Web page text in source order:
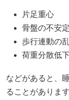
片足重心
骨盤の不安
歩行連動の
荷重分散低
などがあると、
ることがあります